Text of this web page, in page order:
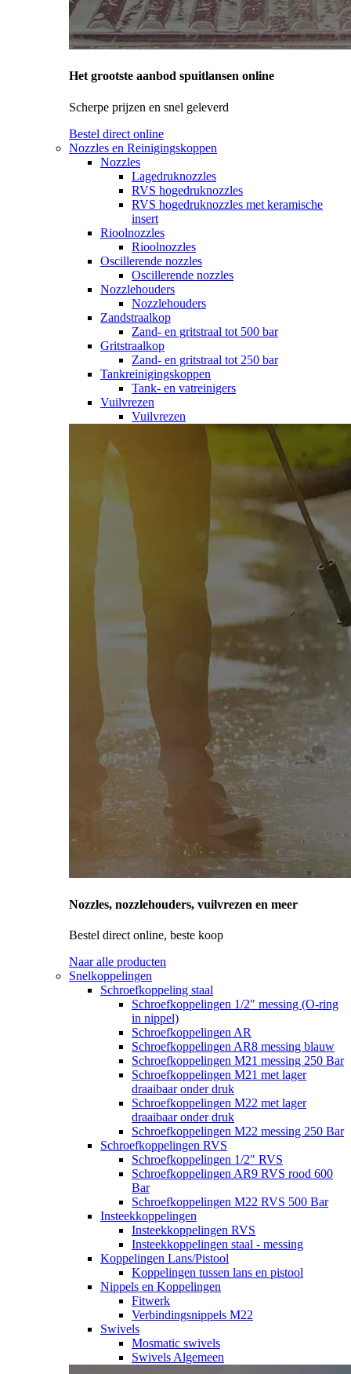
Het grootste aanbod spuitlansen online
Scherpe prijzen en snel geleverd
Bestel direct online
Nozzles en Reinigingskoppen
Nozzles
Lagedruknozzles
RVS hogedruknozzles
RVS hogedruknozzles met keramische
insert
Rioolnozzles
Rioolnozzles
Oscillerende nozzles
Oscillerende nozzles
Nozzlehouders
Nozzlehouders
Zandstraalkop
Zand- en gritstraal tot 500 bar
Gritstraalkop
Zand- en gritstraal tot 250 bar
Tankreinigingskoppen
Tank- en vatreinigers
Vuilvrezen
Vuilvrezen
Nozzles, nozzlehouders, vuilvrezen en meer
Bestel direct online, beste koop
Naar alle producten
Snelkoppelingen
Schroefkoppeling staal
Schroefkoppelingen 1/2" messing (O-ring
in nippel)
Schroefkoppelingen AR
Schroefkoppelingen AR8 messing blauw
Schroefkoppelingen M21 messing 250 Bar
Schroefkoppelingen M21 met lager
draaibaar onder druk
Schroefkoppelingen M22 met lager
draaibaar onder druk
Schroefkoppelingen M22 messing 250 Bar
Schroefkoppelingen RVS
Schroefkoppelingen 1/2" RVS
Schroefkoppelingen AR9 RVS rood 600
Bar
Schroefkoppelingen M22 RVS 500 Bar
Insteekkoppelingen
Insteekkoppelingen RVS
Insteekkoppelingen staal - messing
Koppelingen Lans/Pistool
Koppelingen tussen lans en pistool
Nippels en Koppelingen
Fitwerk
Verbindingsnippels M22
Swivels
Mosmatic swivels
Swivels Algemeen